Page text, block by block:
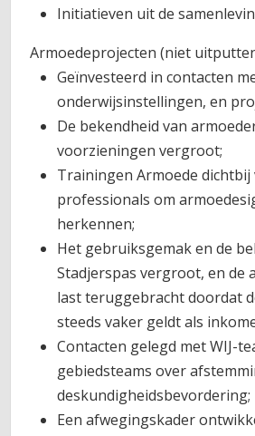
Initiatieven uit de
Armoedeprojecten (niet
Geïnvesteerd in contacten
onderwijsinstellingen, en
De bekendheid van
voorzieningen vergroot;
Trainingen Armoede dichtbij
professionals om
herkennen;
Het gebruiksgemak en de
Stadjerspas vergroot, en de
last teruggebracht doordat
steeds vaker geldt als
Contacten gelegd met WIJ-
gebiedsteams over
deskundigheidsbevordering;
Een afwegingskader